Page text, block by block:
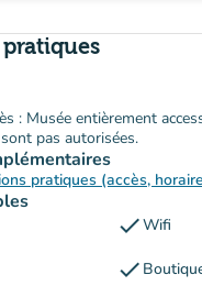
: Musée entièrement
pas autorisées.
pratiques (accès,
checkWifi
check